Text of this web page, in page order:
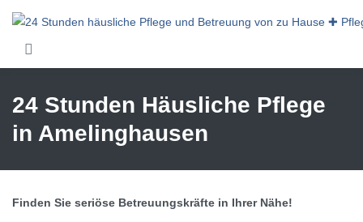
24 Stunden Häusliche Pflege
in Amelinghausen
Finden Sie seriöse Betreuungskräfte in Ihrer Nähe!